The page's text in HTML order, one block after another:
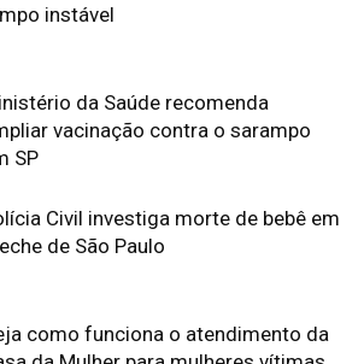
instável
da Saúde recomenda
vacinação contra o sarampo
SP
Civil investiga morte de bebê em
de São Paulo
como funciona o atendimento da